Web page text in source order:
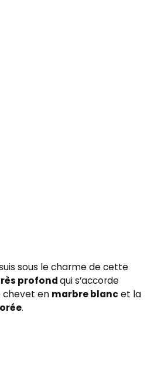
sous le charme de cette
profondqui s’accorde
en marbre blancet la
.